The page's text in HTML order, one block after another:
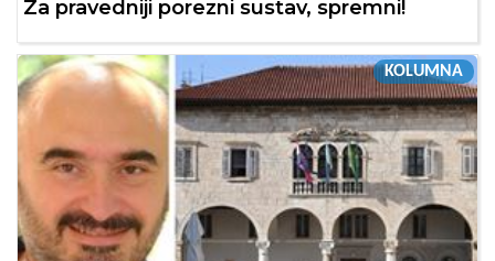
Za pravedniji porezni sustav, spremni!
KOLUMNA